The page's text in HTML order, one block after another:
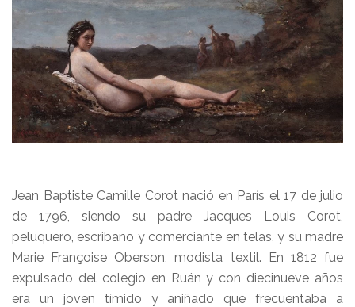
Jean Baptiste Camille Corot nació en París el 17 de julio
de 1796, siendo su padre Jacques Louis Corot,
peluquero, escribano y comerciante en telas, y su madre
Marie Françoise Oberson, modista textil. En 1812 fue
expulsado del colegio en Ruán y con diecinueve años
era un joven tímido y aniñado que frecuentaba a